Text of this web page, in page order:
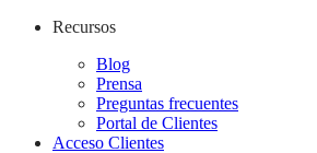
Recursos
Blog
Prensa
Preguntas frecuentes
Portal de Clientes
Acceso Clientes